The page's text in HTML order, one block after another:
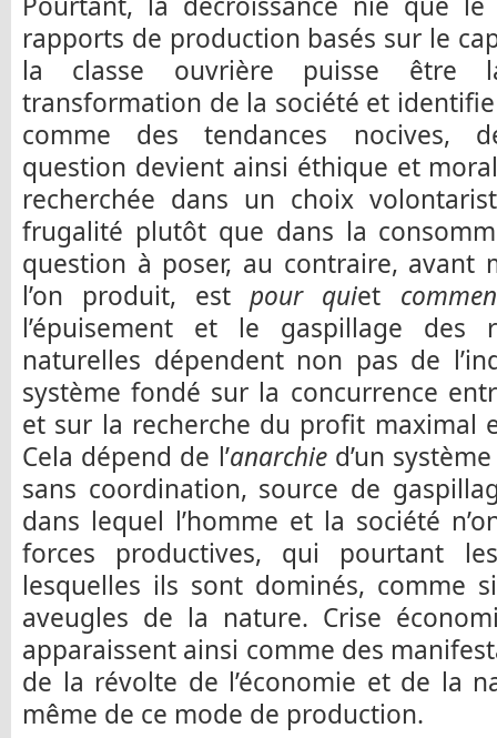
rapports de production basés sur le
la classe ouvrière puisse être
transformation de la société et
comme des tendances nocives,
question devient ainsi éthique et
recherchée dans un choix
frugalité plutôt que dans la
question à poser, au contraire, avant
l’on produit, estpour quiet
l’épuisement et le gaspillage des
naturelles dépendent non pas de
système fondé sur la concurrence
et sur la recherche du profit maximal
Cela dépend de l’anarchie d’un
sans coordination, source de
dans lequel l’homme et la société
forces productives, qui pourtant
lesquelles ils sont dominés, comme
aveugles de la nature. Crise
apparaissent ainsi comme des
de la révolte de l’économie et de la
même de ce mode de production.